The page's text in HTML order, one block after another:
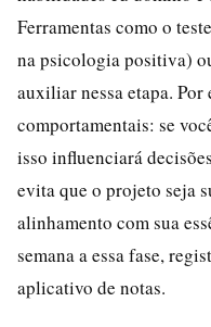
Ferramentas como o
na psicologia positiva)
auxiliar nessa etapa.
comportamentais: se
isso influenciará
evita que o projeto seja
alinhamento com sua
semana a essa fase,
aplicativo de notas.